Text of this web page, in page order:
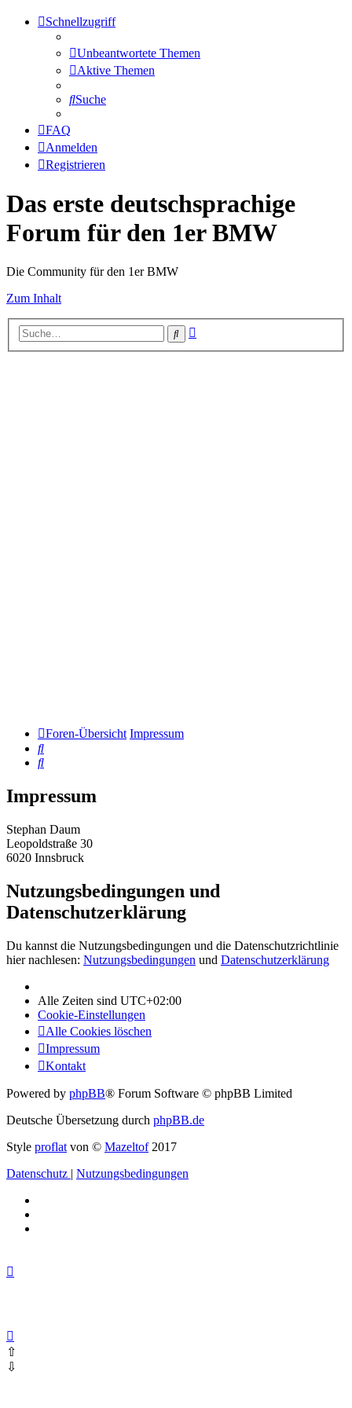
Schnellzugriff
Unbeantwortete Themen
Aktive Themen
Suche
FAQ
Anmelden
Registrieren
Das erste deutschsprachige
Forum für den 1er BMW
Die Community für den 1er BMW
Zum Inhalt
Suche
Foren-Übersicht Impressum
Suche
Suche
Impressum
Stephan Daum
Leopoldstraße 30
6020 Innsbruck
Nutzungsbedingungen und
Datenschutzerklärung
Du kannst die Nutzungsbedingungen und die Datenschutzrichtlinie
hier nachlesen: Nutzungsbedingungen und Datenschutzerklärung
Alle Zeiten sind UTC+02:00
Cookie-Einstellungen
Alle Cookies löschen
Impressum
Kontakt
Powered by phpBB® Forum Software © phpBB Limited
Deutsche Übersetzung durch phpBB.de
Style proflat von © Mazeltof2017
Datenschutz | Nutzungsbedingungen
⇧
⇩